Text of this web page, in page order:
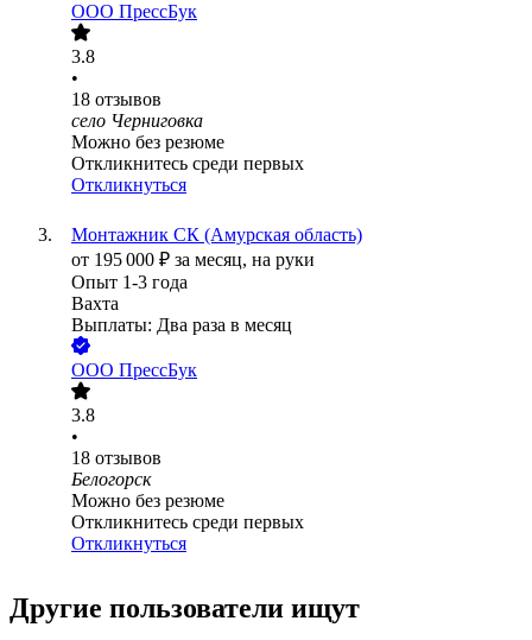
ООО ПрессБук
3.8
•
18 отзывов
село Черниговка
Можно без резюме
Откликнитесь среди первых
Откликнуться
Монтажник СК (Амурская область)
от 195 000 ₽ за месяц, на руки
Опыт 1-3 года
Вахта
Выплаты: Два раза в месяц
ООО ПрессБук
3.8
•
18 отзывов
Белогорск
Можно без резюме
Откликнитесь среди первых
Откликнуться
Другие пользователи ищут